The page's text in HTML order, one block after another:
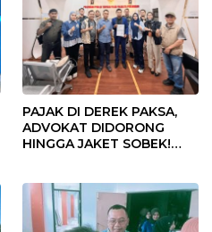
PAJAK DI DEREK PAKSA,
ADVOKAT DIDORONG
HINGGA JAKET SOBEK!
Pekanbaru!